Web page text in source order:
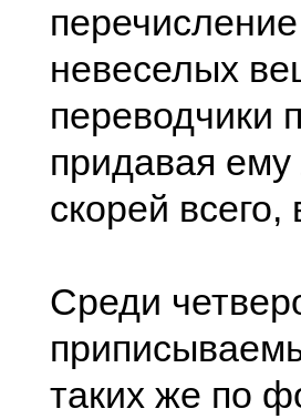
невеселых
переводчики
придавая
скорей
Среди
таких же по